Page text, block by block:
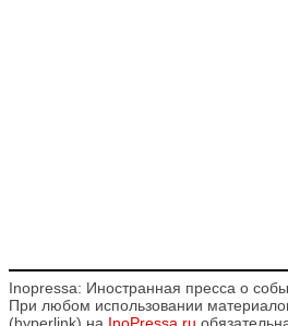
Inopressa: Иностранная пресса о
При любом использовании